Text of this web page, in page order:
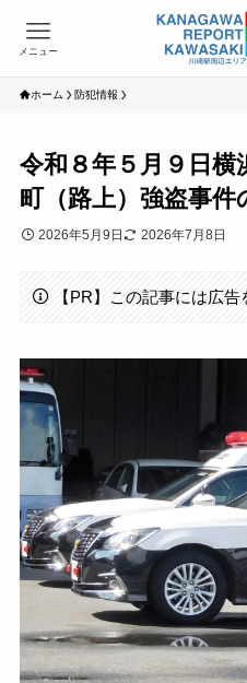
メニュー
ホーム 防犯情報
令和８年５月９日横
町（路上）強盗事
2026年5月9日 2026年7月8日
【PR】この記事には広